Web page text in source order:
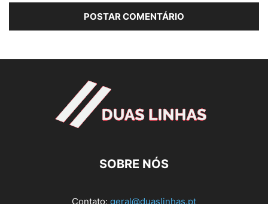
SOBRE NÓS
Contato: geral@duaslinhas.pt